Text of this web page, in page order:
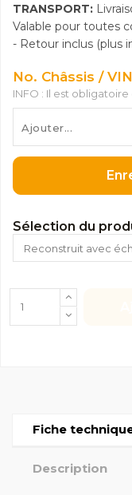
TRANSPORT:
Valable pour toutes
- Retour inclus (plus
No. Châssis / VIN
INFO : Il est obligatoire
Sélection du
Fiche
Description